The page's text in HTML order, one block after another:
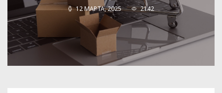
12 МАРТА, 2025 2142